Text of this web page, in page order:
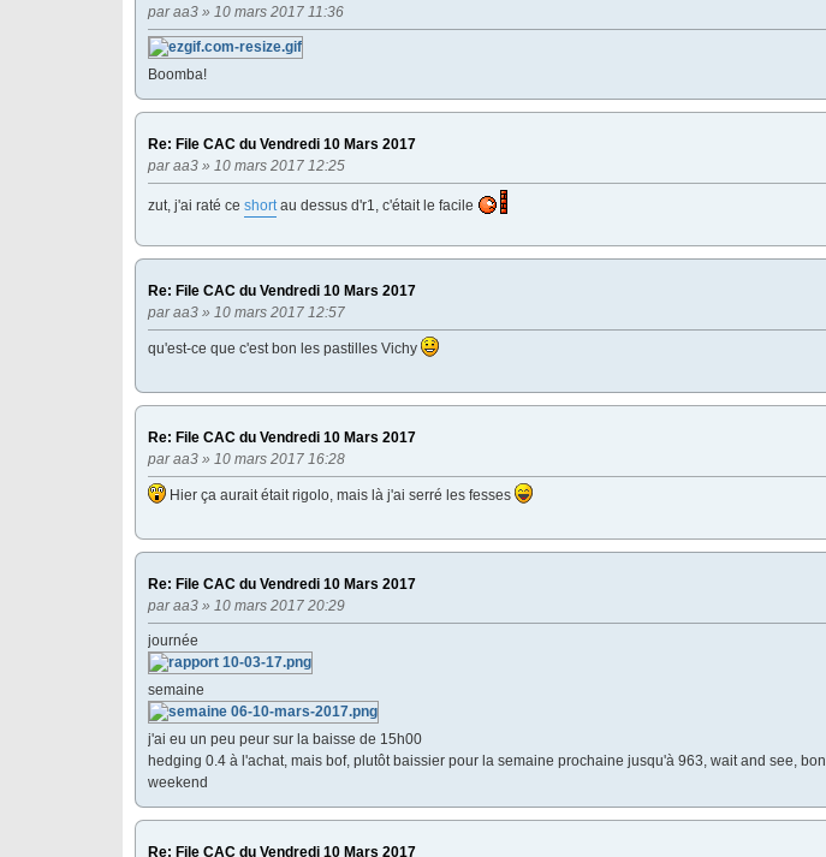
paraa3 » 10 mars 2017 11:36
Boomba!
Re: File CAC du Vendredi 10 Mars 2017
paraa3 » 10 mars 2017 12:25
zut, j'ai raté ce shortau dessus d'r1, c'était le facile
Re: File CAC du Vendredi 10 Mars 2017
paraa3 » 10 mars 2017 12:57
qu'est-ce que c'est bon les pastilles Vichy
Re: File CAC du Vendredi 10 Mars 2017
paraa3 » 10 mars 2017 16:28
Hier ça aurait était rigolo, mais là j'ai serré les fesses
Re: File CAC du Vendredi 10 Mars 2017
paraa3 » 10 mars 2017 20:29
journée
semaine
j'ai eu un peu peur sur la baisse de 15h00
hedging 0.4 à l'achat, mais bof, plutôt baissier pour la semaine prochaine jusqu'à 963, wait and see, bon
weekend
Re: File CAC du Vendredi 10 Mars 2017